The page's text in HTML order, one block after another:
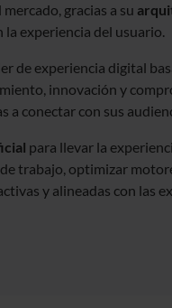
gracias a su
experiencia del usuario.
de experiencia digital
innovación y
conectar con sus
para llevar la
trabajo, optimizar
y alineadas con las